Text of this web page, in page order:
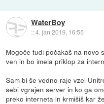
WaterBoy
::4. jan 2019, 16:55
Mogoče tudi počakaš na novo
ven in bo imela priklop za
Sam bi še vedno raje vzel
sebi vgrajen server in ko ga
preko interneta in krmišiš kar